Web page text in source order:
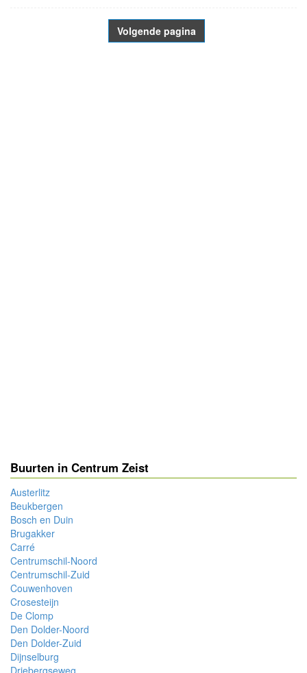
Volgende pagina
Buurten in Centrum Zeist
Austerlitz
Beukbergen
Bosch en Duin
Brugakker
Carré
Centrumschil-Noord
Centrumschil-Zuid
Couwenhoven
Crosesteijn
De Clomp
Den Dolder-Noord
Den Dolder-Zuid
Dijnselburg